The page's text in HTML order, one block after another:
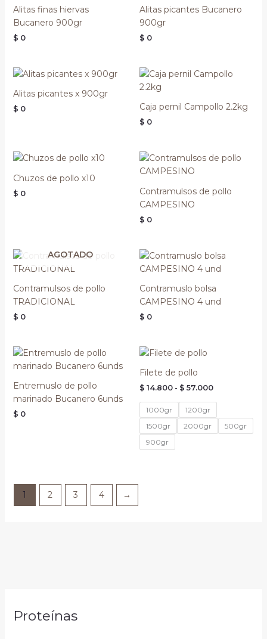
Proteínas
Alitas finas hiervas
Bucanero 900gr
$ 0
Alitas picantes Bucanero
900gr
$ 0
Alitas picantes x 900gr
$ 0 Caja pernil Campollo 2.2kg
$ 0
Chuzos de pollo x10
$ 0
Contramulsos de pollo
CAMPESINO
$ 0
AGOTADO
Contramulsos de pollo
TRADICIONAL
$ 0
Contramuslo bolsa
CAMPESINO 4 und
$ 0
Entremuslo de pollo
marinado Bucanero 6unds
$ 0
Filete de pollo
$ 14.800 - $ 57.000$ 14.800
1000gr
1200gr
1500gr
2000gr
500gr
900gr
1 2 3 4 →